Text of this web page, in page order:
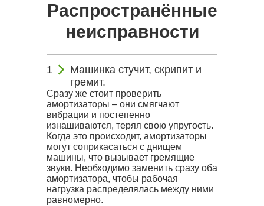
Распространённые
неисправности
Машинка стучит, скрипит и
гремит.
Сразу же стоит проверить
амортизаторы – они смягчают
вибрации и постепенно
изнашиваются, теряя свою упругость.
Когда это происходит, амортизаторы
могут соприкасаться с днищем
машины, что вызывает гремящие
звуки. Необходимо заменить сразу оба
амортизатора, чтобы рабочая
нагрузка распределялась между ними
равномерно.